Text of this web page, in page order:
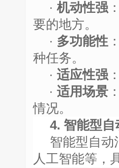
· 机动性强
要的地方。
· 多功能性
种任务。
· 适应性强
· 适用场景
情况。
4. 智能型
智能型自动
人工智能等，